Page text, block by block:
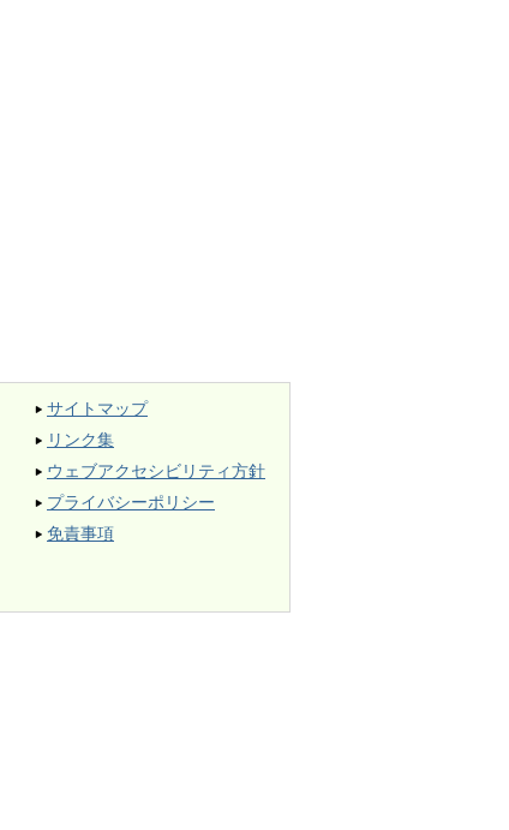
サイトマップ
リンク集
ウェブアクセシビリティ方針
プライバシーポリシー
免責事項